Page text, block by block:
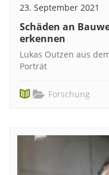
23. September 2021
Schäden an
erkennen
Lukas Outzen aus
Porträt
Forschung